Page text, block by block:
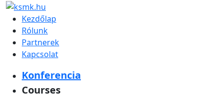
Kezdőlap
Rólunk
Partnerek
Kapcsolat
Konferencia
Courses